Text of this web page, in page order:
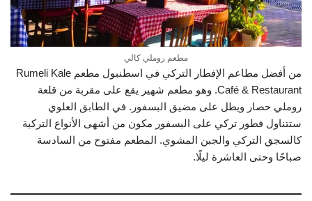
مطعم روملي كالي
من أفضل مطاعم الإفطار التركي في اسطنبول مطعم Rumeli Kale
Café & Restaurant. وهو مطعم شهير يقع على مقربة من قلعة
روملي حصار ويطل على مضيق البسفور. في الطابق العلوي
ستتناول فطور تركي على البسفور مكون من أشهى الأنواع التركية
كالسجق التركي والجبن المشوي. المطعم مفتوح من السادسة
صباحًا وحتى العاشرة ليلًا.